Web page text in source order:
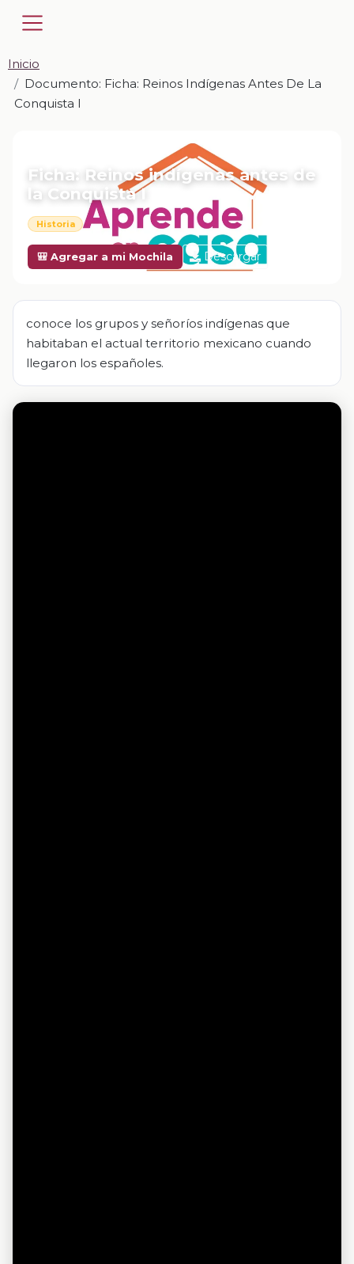
Inicio
Documento: Ficha: Reinos Indígenas Antes De La
Conquista I
Ficha: Reinos indígenas antes de
la Conquista I
Historia
🎒 Agregar a mi Mochila Descargar
conoce los grupos y señoríos indígenas que
habitaban el actual territorio mexicano cuando
llegaron los españoles.